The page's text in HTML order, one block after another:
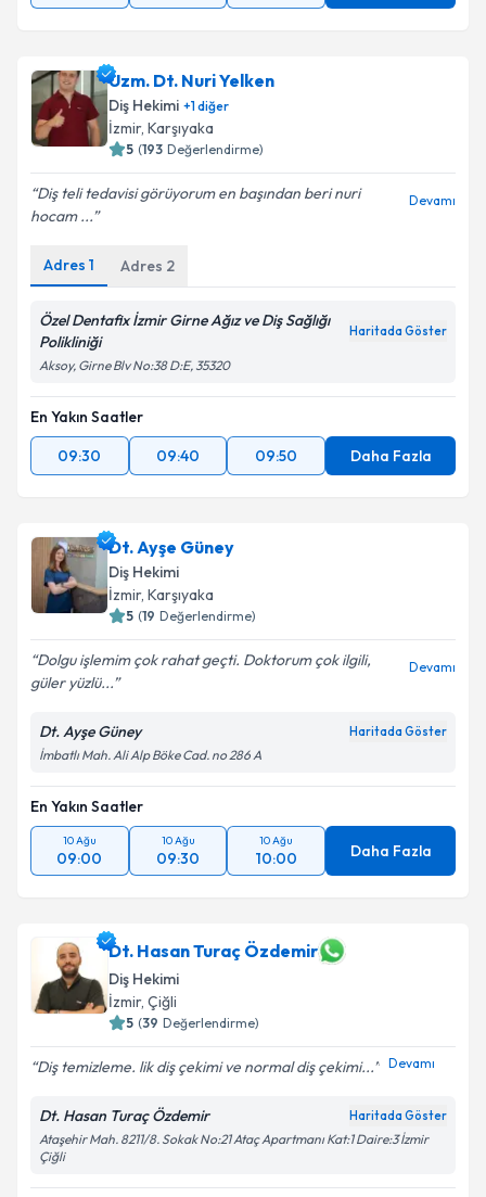
Uzm. Dt. Nuri Yelken
Diş Hekimi +1diğer
İzmir, Karşıyaka
5 (193 Değerlendirme)
Diş teli tedavisi görüyorum en başından beri nuri
hocam ...
Devamı
Adres 1 Adres 2
Özel Dentafix İzmir Girne Ağız ve Diş Sağlığı
Polikliniği
Haritada Göster
Aksoy, Girne Blv No:38 D:E, 35320
En Yakın Saatler
09:30
09:40 09:50 Daha Fazla
Dt. Ayşe Güney
Diş Hekimi
İzmir, Karşıyaka
5 (19 Değerlendirme)
Dolgu işlemim çok rahat geçti. Doktorum çok ilgili,
güler yüzlü...
Devamı
Dt. Ayşe Güney Haritada Göster
İmbatlı Mah. Ali Alp Böke Cad. no 286 A
En Yakın Saatler
10 Ağu
09:00
10 Ağu
09:30
10 Ağu
10:00 Daha Fazla
Dt. Hasan Turaç Özdemir
Diş Hekimi
İzmir, Çiğli
5 (39 Değerlendirme)
Diş temizleme. lik diş çekimi ve normal diş çekimi... Devamı
Dt. Hasan Turaç Özdemir Haritada Göster
Ataşehir Mah. 8211/8. Sokak No:21 Ataç Apartmanı Kat:1 Daire:3 İzmir
Çiğli